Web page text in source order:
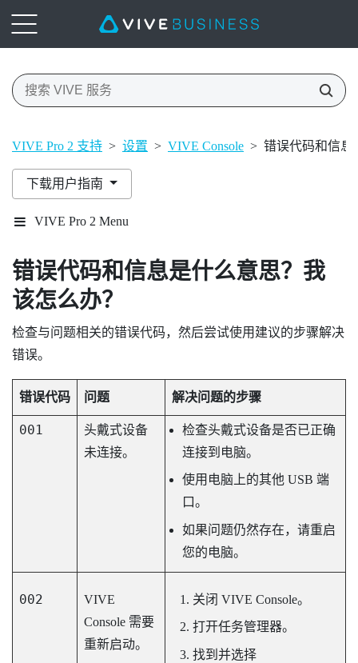
VIVE Pro 2 支持 > 设置 > VIVE Console > 错误代码和信息
下载用户指南
VIVE Pro 2 Menu
错误代码和信息是什么意思？我
该怎么办？
检查与问题相关的错误代码，然后尝试使用建议的步骤解决
错误。
错误代码 问题 解决问题的步骤
001
头戴式设备
未连接。
检查头戴式设备是否已正确
连接到电脑。
使用电脑上的其他 USB 端
口。
如果问题仍然存在，请重启
您的电脑。
002
VIVE
Console 需要
重新启动。
关闭 VIVE Console。
打开任务管理器。
找到并选择